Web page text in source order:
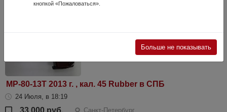
МР-80-13Т 2013 г. , кал. 45 Rubber в СПБ
24 Июля, в 18:19
33 000 руб.
Санкт-Петербург
кнопкой «Пожаловаться».
Больше не показывать